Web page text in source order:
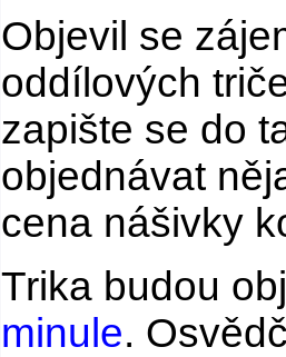
Objevil se
oddílových
zapište se do
objednávat
cena nášivky
Trika budou
minule.